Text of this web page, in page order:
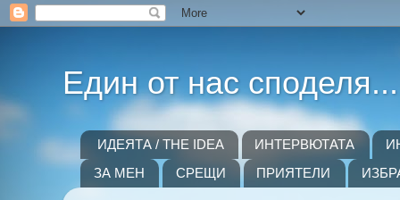
Един от нас споделя...
ИДЕЯТА / THE IDEA ИНТЕРВЮТАТА
ЗА МЕН
СРЕЩИ ПРИЯТЕЛИ